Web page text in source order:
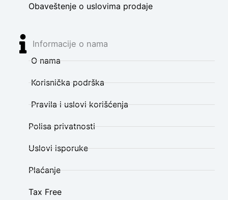
Obaveštenje o uslovima prodaje
Informacije o nama
O nama
Korisnička podrška
Pravila i uslovi korišćenja
Polisa privatnosti
Uslovi isporuke
Plaćanje
Tax Free